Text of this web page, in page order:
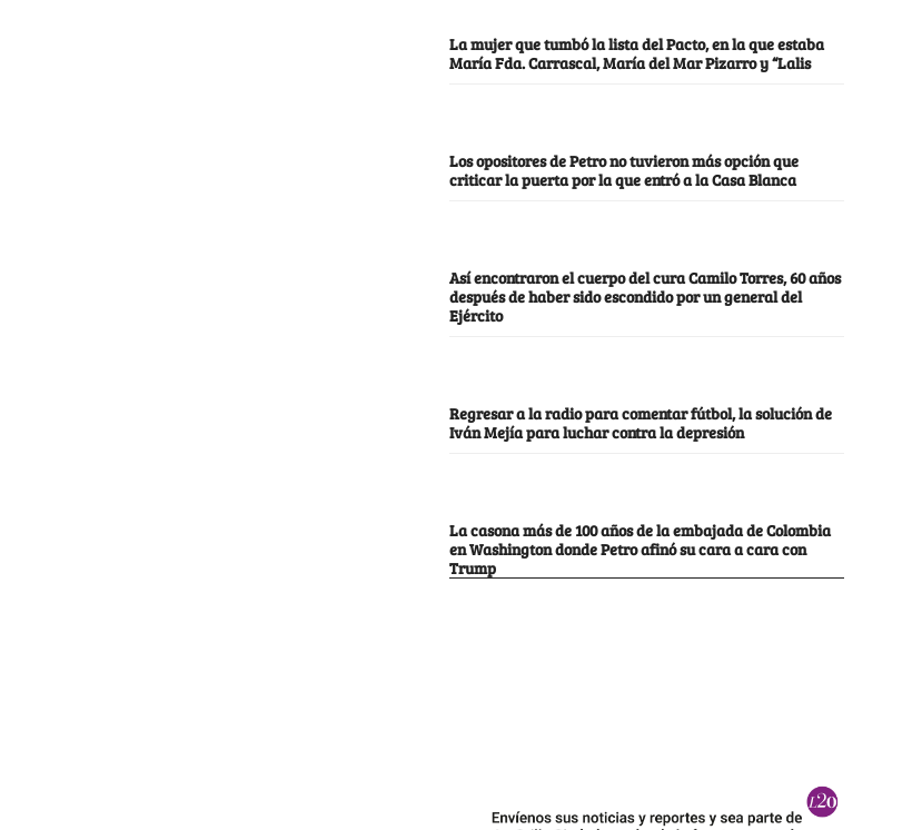
La mujer que tumbó la lista del Pacto, en la que estaba
María Fda. Carrascal, María del Mar Pizarro y “Lalis
Los opositores de Petro no tuvieron más opción que
criticar la puerta por la que entró a la Casa Blanca
Así encontraron el cuerpo del cura Camilo Torres, 60 años
después de haber sido escondido por un general del
Ejército
Regresar a la radio para comentar fútbol, la solución de
Iván Mejía para luchar contra la depresión
La casona más de 100 años de la embajada de Colombia
en Washington donde Petro afinó su cara a cara con
Trump